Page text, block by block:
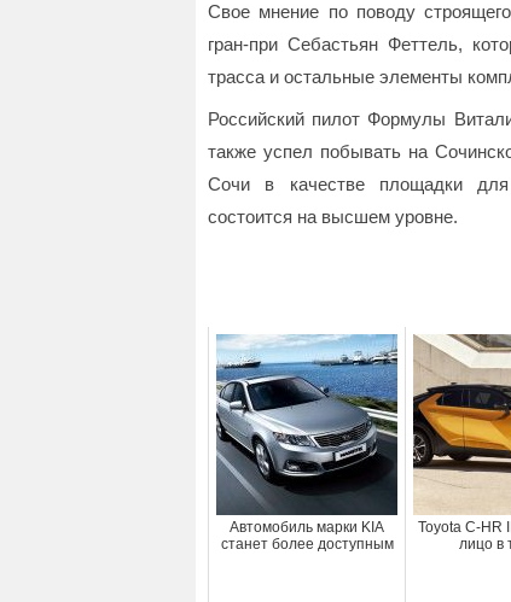
Свое мнение по поводу
гран-при Себастьян Феттель,
трасса и остальные элементы
Российский пилот Формулы
также успел побывать на
Сочи в качестве площадки для
состоится на высшем уровне.
Автомобиль марки KIA
станет более доступным
Toyota C-HR
лицо в